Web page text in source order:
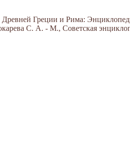
Греции и Рима:
С. А. - М., Советская